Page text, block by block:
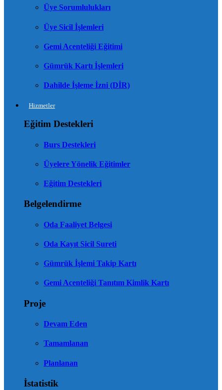
Üye Sorumlulukları
Üye Sicil İşlemleri
Gemi Acenteliği Eğitimi
Gümrük Kartı İşlemleri
Dahilde İşleme İzni (DİR)
Hizmetler
Eğitim Destekleri
Burs Destekleri
Üyelere Yönelik Eğitimler
Eğitim Destekleri
Belgelendirme
Oda Faaliyet Belgesi
Oda Kayıt Sicil Sureti
Gümrük İşlemi Takip Kartı
Gemi Acenteliği Tanıtım Kimlik Kartı
Proje
Devam Eden
Tamamlanan
Planlanan
İstatistik